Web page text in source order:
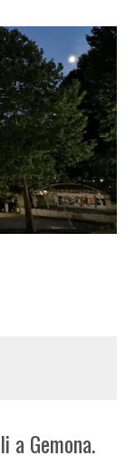
a Gemona.